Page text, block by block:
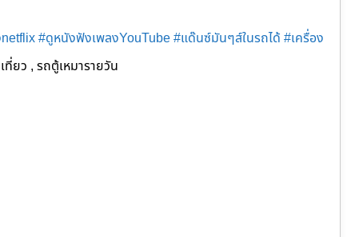
#ดูหนังฟังเพลงYouTube#แด๊นซ์มันๆส์ในรถได้ #เครื่อง
ยว , รถตู้เหมารายวัน